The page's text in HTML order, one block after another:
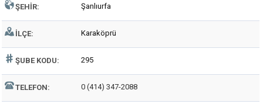
ŞEHIR: Şanlıurfa
İLÇE: Karaköprü
ŞUBE KODU: 295
TELEFON: 0 (414) 347-2088